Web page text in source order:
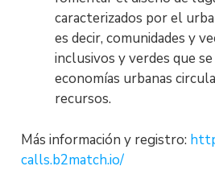
caracterizados por el
es decir, comunidades y
inclusivos y verdes que
economías urbanas
recursos.
Más información y registro:
calls.b2match.io/